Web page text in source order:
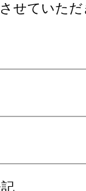
せていただ